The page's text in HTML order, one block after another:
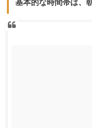
基本的な時間帯は、